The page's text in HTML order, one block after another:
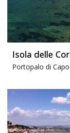
Isola delle
Portopalo di